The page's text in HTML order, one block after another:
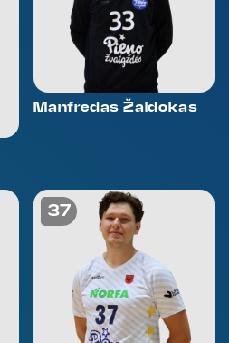
Manfredas Žaldokas
37